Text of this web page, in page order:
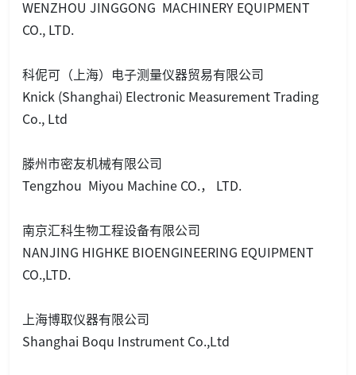
WENZHOU JINGGONG MACHINERY EQUIPMENT
CO., LTD.
科伲可（上海）电子测量仪器贸易有限公司
Knick (Shanghai) Electronic Measurement Trading
Co., Ltd
滕州市密友机械有限公司
Tengzhou Miyou Machine CO.， LTD.
南京汇科生物工程设备有限公司
NANJING HIGHKE BIOENGINEERING EQUIPMENT
CO.,LTD.
上海博取仪器有限公司
Shanghai Boqu Instrument Co.,Ltd